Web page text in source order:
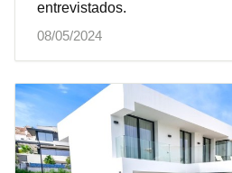
entrevistados.
08/05/2024